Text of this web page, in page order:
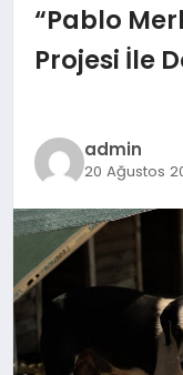
MAGAZIN
YAŞAM
DÜNYA
SAĞLIK
EĞITIM
“Pablo
Projesi İle
admin
20 Ağustos